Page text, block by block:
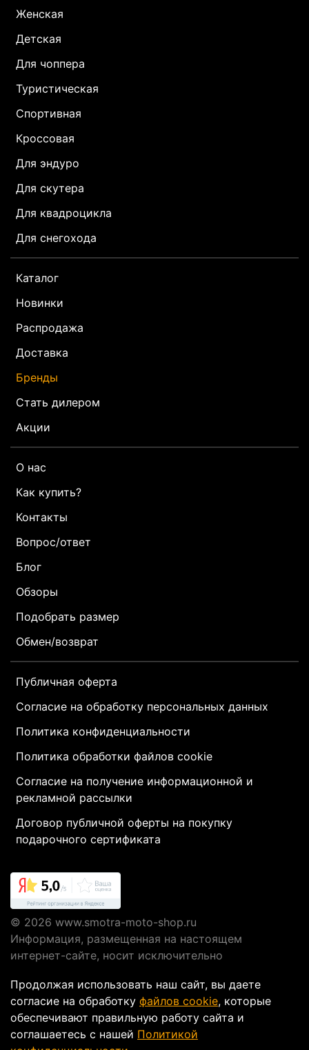
Женская
Детская
Для чоппера
Туристическая
Спортивная
Кроссовая
Для эндуро
Для скутера
Для квадроцикла
Для снегохода
Каталог
Новинки
Распродажа
Доставка
Бренды
Стать дилером
Акции
О нас
Как купить?
Контакты
Вопрос/ответ
Блог
Обзоры
Подобрать размер
Обмен/возврат
Публичная оферта
Согласие на обработку персональных данных
Политика конфиденциальности
Политика обработки файлов cookie
Согласие на получение информационной и
рекламной рассылки
Договор публичной оферты на покупку
подарочного сертификата
© 2026 www.smotra-moto-shop.ru
Информация, размещенная на настоящем
интернет-сайте, носит исключительно
публичной офертой, определяемой положениями
Статьи 437 ГК РФ.
Продолжая использовать наш сайт, вы даете
согласие на обработку файлов cookie, которые
обеспечивают правильную работу сайта и
соглашаетесь с нашей Политикой